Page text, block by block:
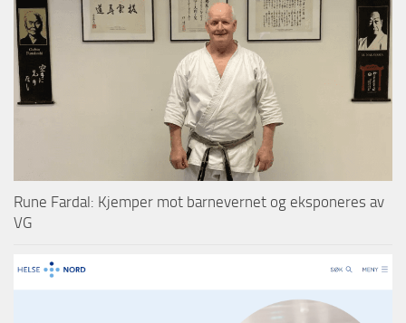
Rune Fardal: Kjemper mot barnevernet og eksponeres av
VG